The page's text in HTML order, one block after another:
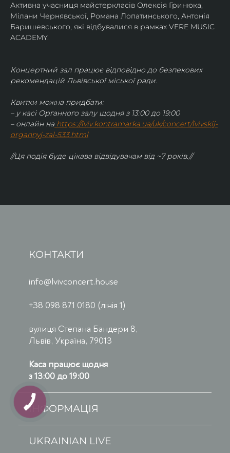
Активна учасниця майстеркласів Олексія Гринюка,
Мілани Чернявської, Романа Лопатинського, Антонія
Баришевського, які відбувалися в рамках VERE MUSIC
ACADEMY.
Концертний зал працює відповідно до безпекових
рекомендацій Львівської міської ради.
Квитки можна придбати:
– у касі Органного залу щодня з 13:00 до 19:00
– онлайн на https://lviv.kontramarka.ua/uk/concert/lvivskij-
organnyj-zal-533.html
//Ця подія буде цікава відвідувачам від ~7 років.//
КОНТАКТИ
info@lvivconcert.house
+38 098 871 0180 (лінія 1)
вулиця Степана Бандери 8,
Львів, Україна, 79013
Каса працює щодня
з 13:00 до 19:00
ІНФОРМАЦІЯ
UKRAINIAN LIVE